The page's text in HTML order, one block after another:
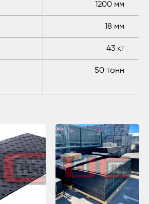
1200 мм
18 мм
43 кг
50 тонн